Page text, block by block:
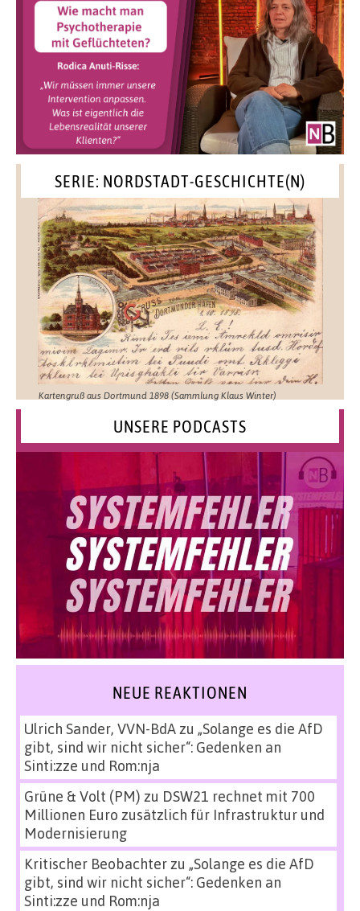
SERIE: NORDSTADT-GESCHICHTE(N)
Kartengruß aus Dortmund 1898 (Sammlung Klaus Winter)
UNSERE PODCASTS
NEUE REAKTIONEN
Ulrich Sander, VVN-BdAzu „Solange es die AfD
gibt, sind wir nicht sicher“: Gedenken an
Sinti:zze und Rom:nja
Grüne & Volt (PM) zu DSW21 rechnet mit 700
Millionen Euro zusätzlich für Infrastruktur und
Modernisierung
Kritischer Beobachterzu „Solange es die AfD
gibt, sind wir nicht sicher“: Gedenken an
Sinti:zze und Rom:nja